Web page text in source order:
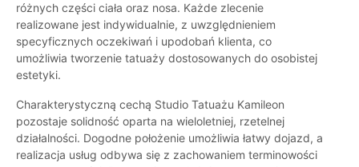
różnych części ciała oraz nosa. Każde zlecenie
realizowane jest indywidualnie, z uwzględnieniem
specyficznych oczekiwań i upodobań klienta, co
umożliwia tworzenie tatuaży dostosowanych do osobistej
estetyki.
Charakterystyczną cechą Studio Tatuażu Kamileon
pozostaje solidność oparta na wieloletniej, rzetelnej
działalności. Dogodne położenie umożliwia łatwy dojazd, a
realizacja usług odbywa się z zachowaniem terminowości